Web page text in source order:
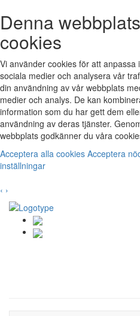
Denna
cookies
Vi använder cookies för att
sociala medier och analysera vår
din användning av vår webbplats
medier och analys. De kan
information som du har gett dem
användning av deras tjänster.
webbplats godkänner du våra
Acceptera alla cookies Acceptera
inställningar
‹ ›